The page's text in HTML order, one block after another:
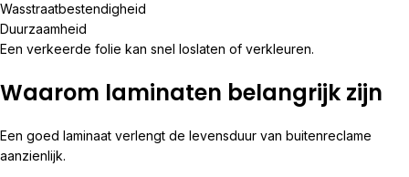
Wasstraatbestendigheid
Duurzaamheid
Een verkeerde folie kan snel loslaten of verkleuren.
Waarom laminaten belangrijk zijn
Een goed laminaat verlengt de levensduur van buitenreclame
aanzienlijk.